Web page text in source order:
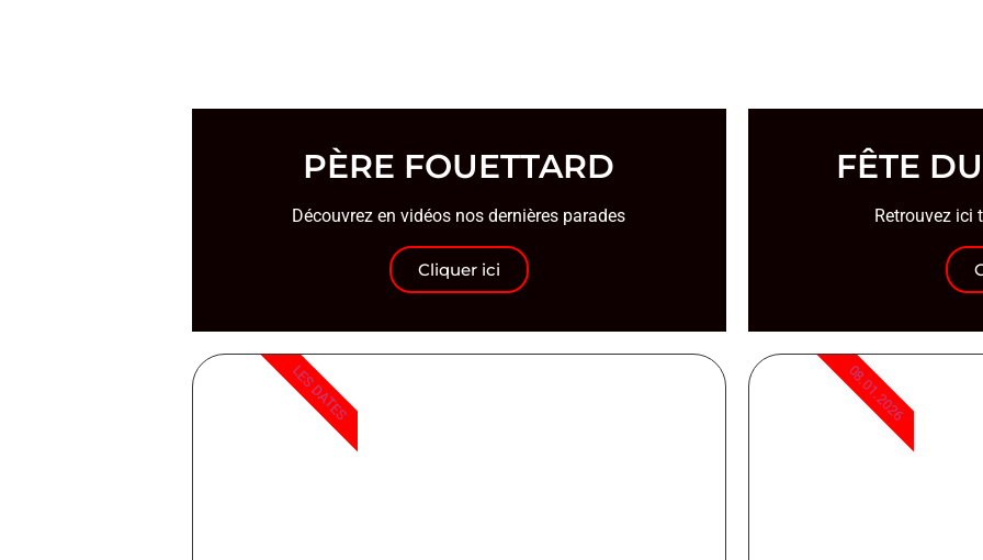
PÈRE FOUETTARD
Découvrez en vidéos nos dernières parades
Cliquer ici
FÊTE
Retrouvez ici
LES DATES 08.01.2026